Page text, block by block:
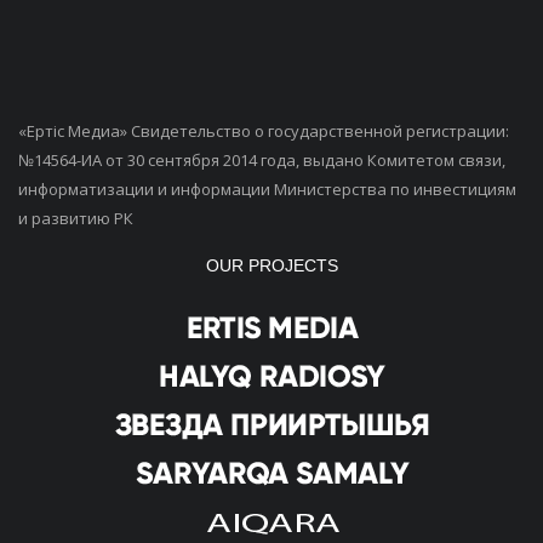
«Ертiс Медиа» Свидетельство о государственной регистрации:
№14564-ИА от 30 сентября 2014 года, выдано Комитетом связи,
информатизации и информации Министерства по инвестициям
и развитию РК
OUR PROJECTS